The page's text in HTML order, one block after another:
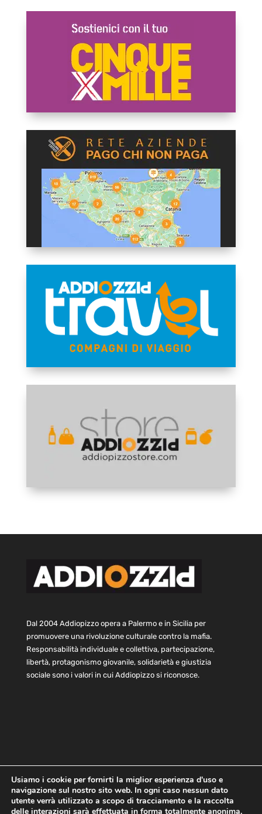
Dal 2004 Addiopizzo opera a Palermo e in Sicilia per
promuovere una rivoluzione culturale contro la mafia.
Responsabilità individuale e collettiva, partecipazione,
libertà, protagonismo giovanile, solidarietà e giustizia
sociale sono i valori in cui Addiopizzo si riconosce.
Home Statuto e bilancio
Contatti
Privacy
Cookie Child Protection Policy
Usiamo i cookie per fornirti la miglior esperienza d'uso e
navigazione sul nostro sito web. In ogni caso nessun dato
utente verrà utilizzato a scopo di tracciamento e la raccolta
delle interazioni sarà effettuata in forma totalmente anonima.